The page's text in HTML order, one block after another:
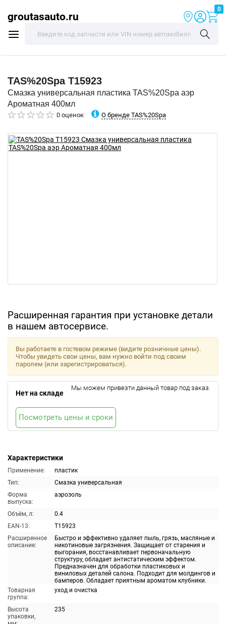
groutasauto.ru
0
TAS%20Spa T15923
Смазка универсальная пластика TAS%20Spa аэр
Ароматная 400мл
0 оценок О бренде TAS%20Spa
Расширенная гарантия при установке детали
в нашем автосервисе.
Характеристики
Применение:
пластик
Тип:
Смазка универсальная
Форма
выпуска:
аэрозоль
Объём, л:
0.4
EAN-13:
T15923
Расширенное
описание:
Быстро и эффективно удаляет пыль, грязь, масляные и
никотиновые загрязнения. Защищает от старения и
выгорания, восстанавливает первоначальную
структуру, обладает антистатическим эффектом.
Предназначен для обработки пластиковых и
виниловых деталей салона. Подходит для молдингов и
бамперов. Обладает приятным ароматом клубники.
Товарная
группа:
уход и очистка
Высота
упаковки,
235
Вы работаете в гостевом режиме (видите розничные цены).
Чтобы увидеть свои цены, вам нужно войти под своим
паролем (или зарегистрироваться).
Нет на складе
Мы можем привезти данный товар под заказ.
Посмотреть цены и сроки